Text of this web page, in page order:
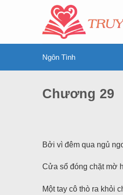
Ngôn Tình
Chương 29
Bởi vì đêm qua ngủ
Cửa sổ đóng chặt mờ
Một tay cô thò ra khỏi